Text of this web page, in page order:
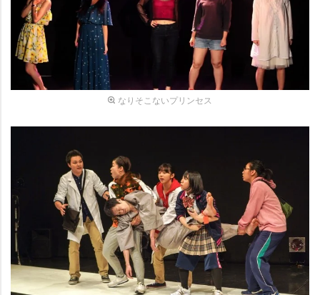
なりそこないプリンセス